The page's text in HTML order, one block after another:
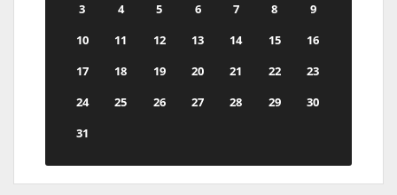
3
4 5 6 7 8
9
10
11 12 13 14 15
16
17
18 19 20 21 22
23
24
25 26 27 28 29
30
31